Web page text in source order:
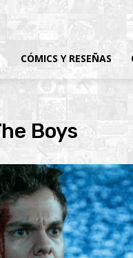
CÓMICS Y RESEÑAS
Boys